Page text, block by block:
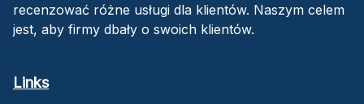
recenzować różne usługi dla klientów. Naszym celem
jest, aby firmy dbały o swoich klientów.
Links